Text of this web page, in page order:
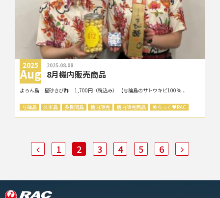
2025
Aug
2025.08.08
8月機内販売商品
よろん島 星砂きび酢 1,700円（税込み） 【与論島のサトウキビ100％...
与論島 久米島 多良間島 機内販売 機内販売商品 美らっく ♥RAC
1 2 3 4 5 6